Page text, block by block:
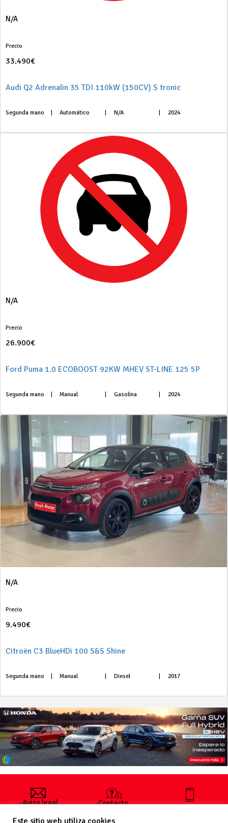
N/A
Precio
33.490€
Audi Q2 Adrenalin 35 TDI 110kW (150CV) S tronic
Segunda mano Automático N/A 2024
N/A
Precio
26.900€
Ford Puma 1.0 ECOBOOST 92KW MHEV ST-LINE 125 5P
Segunda mano Manual Gasolina 2024
N/A
Precio
9.490€
Citroën C3 BlueHDi 100 S&S Shine
Segunda mano Manual Diesel 2017
-Aviso legal
-Contacto
+34 627 35
Este sitio web utiliza cookies